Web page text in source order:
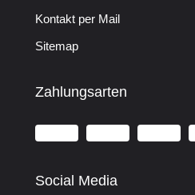
Kontakt per Mail
Sitemap
Zahlungsarten
Social Media